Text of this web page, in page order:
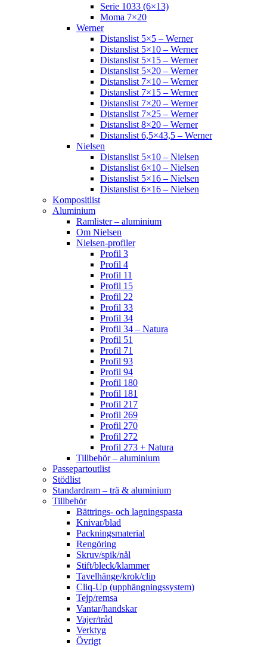
Serie 1033 (6×13)
Moma 7×20
Werner
Distanslist 5×5 – Werner
Distanslist 5×10 – Werner
Distanslist 5×15 – Werner
Distanslist 5×20 – Werner
Distanslist 7×10 – Werner
Distanslist 7×15 – Werner
Distanslist 7×20 – Werner
Distanslist 7×25 – Werner
Distanslist 8×20 – Werner
Distanslist 6,5×43,5 – Werner
Nielsen
Distanslist 5×10 – Nielsen
Distanslist 6×10 – Nielsen
Distanslist 5×16 – Nielsen
Distanslist 6×16 – Nielsen
Kompositlist
Aluminium
Ramlister – aluminium
Om Nielsen
Nielsen-profiler
Profil 3
Profil 4
Profil 11
Profil 15
Profil 22
Profil 33
Profil 34
Profil 34 – Natura
Profil 51
Profil 71
Profil 93
Profil 94
Profil 180
Profil 181
Profil 217
Profil 269
Profil 270
Profil 272
Profil 273 + Natura
Tillbehör – aluminium
Passepartoutlist
Stödlist
Standardram – trä & aluminium
Tillbehör
Bättrings- och lagningspasta
Knivar/blad
Packningsmaterial
Rengöring
Skruv/spik/nål
Stift/bleck/klammer
Tavelhänge/krok/clip
Cliq-Up (upphängningssystem)
Tejp/remsa
Vantar/handskar
Vajer/tråd
Verktyg
Övrigt